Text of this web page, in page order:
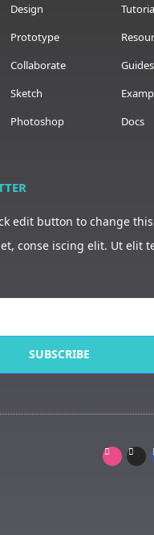
Design
Prototype
Collaborate
Sketch
Photoshop
Guides
Docs
edit button to change
conse iscing elit. Ut elit
SUBSCRIBE